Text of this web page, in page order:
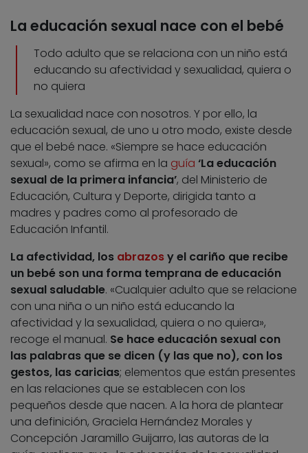
La educación sexual nace con el bebé
Todo adulto que se relaciona con un niño está
educando su afectividad y sexualidad, quiera o
no quiera
La sexualidad nace con nosotros. Y por ello, la
educación sexual, de uno u otro modo, existe desde
que el bebé nace. «Siempre se hace educación
sexual», como se afirma en la guía ‘La educación
sexual de la primera infancia’, del Ministerio de
Educación, Cultura y Deporte, dirigida tanto a
madres y padres como al profesorado de
Educación Infantil.
La afectividad, los abrazosy el cariño que recibe
un bebé son una forma temprana de educación
sexual saludable. «Cualquier adulto que se relacione
con una niña o un niño está educando la
afectividad y la sexualidad, quiera o no quiera»,
recoge el manual. Se hace educación sexual con
las palabras que se dicen (y las que no), con los
gestos, las caricias; elementos que están presentes
en las relaciones que se establecen con los
pequeños desde que nacen. A la hora de plantear
una definición, Graciela Hernández Morales y
Concepción Jaramillo Guijarro, las autoras de la